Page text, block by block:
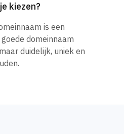
kiezen?
is een
domeinnaam
duidelijk, uniek en